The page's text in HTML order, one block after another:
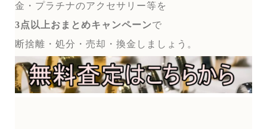
金・プラチナのアクセサリー等を
3点以上おまとめキャンペーンで
断捨離・処分・売却・換金しましょう。